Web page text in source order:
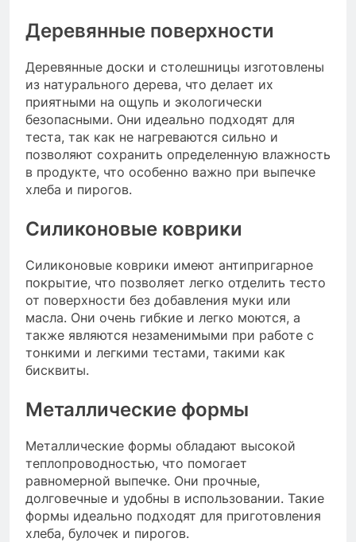
Деревянные поверхности
Деревянные доски и столешницы изготовлены
из натурального дерева, что делает их
приятными на ощупь и экологически
безопасными. Они идеально подходят для
теста, так как не нагреваются сильно и
позволяют сохранить определенную влажность
в продукте, что особенно важно при выпечке
хлеба и пирогов.
Силиконовые коврики
Силиконовые коврики имеют антипригарное
покрытие, что позволяет легко отделить тесто
от поверхности без добавления муки или
масла. Они очень гибкие и легко моются, а
также являются незаменимыми при работе с
тонкими и легкими тестами, такими как
бисквиты.
Металлические формы
Металлические формы обладают высокой
теплопроводностью, что помогает
равномерной выпечке. Они прочные,
долговечные и удобны в использовании. Такие
формы идеально подходят для приготовления
хлеба, булочек и пирогов.